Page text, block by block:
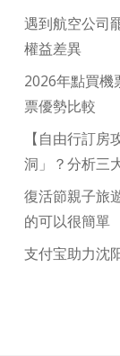
遇到航空公司
權益差異
2026年點買機
票優勢比較
【自由行訂
洞」？分析三
復活節親子旅
的可以很簡單
支付宝助力沈